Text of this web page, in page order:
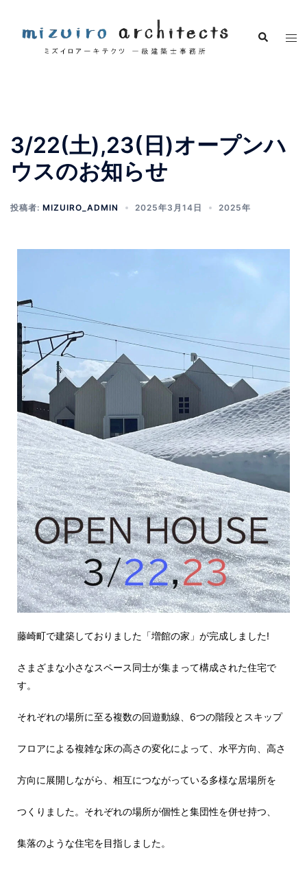
3/22(土),23(日)オープンハ
ウスのお知らせ
投稿者: MIZUIRO_ADMIN 2025年3月14日 2025年
藤崎町で建築しておりました「増館の家」 が完成しました!
さまざまな小さなスペース同士が集まって構成された住宅で
す。
それぞれの場所に至る複数の回遊動線、 6つの階段とスキップ
フロアによる複雑な床の高さの変化によって、水平方向、 高さ
方向に展開しながら、相互につながっている多様な居場所を
つくりました。 それぞれの場所が個性と集団性を併せ持つ、
集落のような住宅を目指しました。